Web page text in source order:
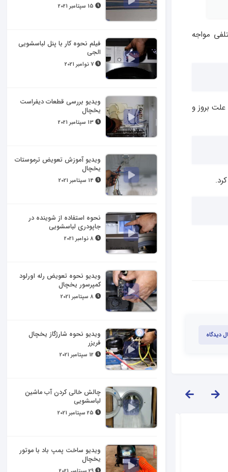
مواجه
بروز و
دیدگاه
فیلم نحوه کار با پنل لباسشویی
الجی
ویدیو بررسی قطعات دیفراست
یخچال
ویدیو آموزش تعویض ترموستات
یخچال
نحوه استفاده از شوینده در
جاپودری لباسشویی
ویدیو نحوه تعویض رله اورلود
کمپرسور یخچال
ویدیو نحوه شارژگاز یخچال
فریزر
چالش خالی کردن آب ماشین
لباسشویی
ویدیو ساخت پمپ باد با موتور
یخچال